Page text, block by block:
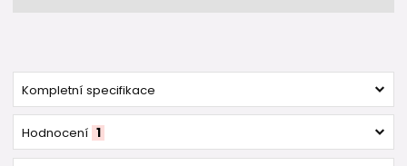
Kompletní specifikace
Hodnocení 1